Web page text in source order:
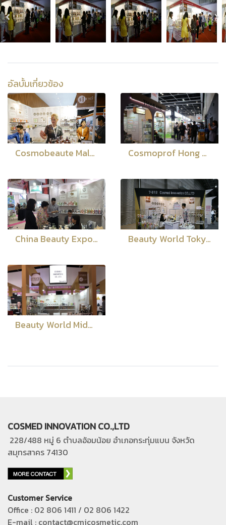
อัลบั้มเกี่ยวข้อง
Cosmobeaute Malaysia 2018 Cosmoprof Hong Kong 2018
China Beauty Expo Shanghai 2018 Beauty World Tokyo 2018
Beauty World Middle East Dubai 2018
COSMED INNOVATION CO.,LTD
228/488 หมู่ 6 ตำบลอ้อมน้อย อำเภอกระทุ่มแบน จังหวัด
สมุทรสาคร 74130
Customer Service
Office : 02 806 1411 / 02 806 1422
E-mail : contact@cmicosmetic.com